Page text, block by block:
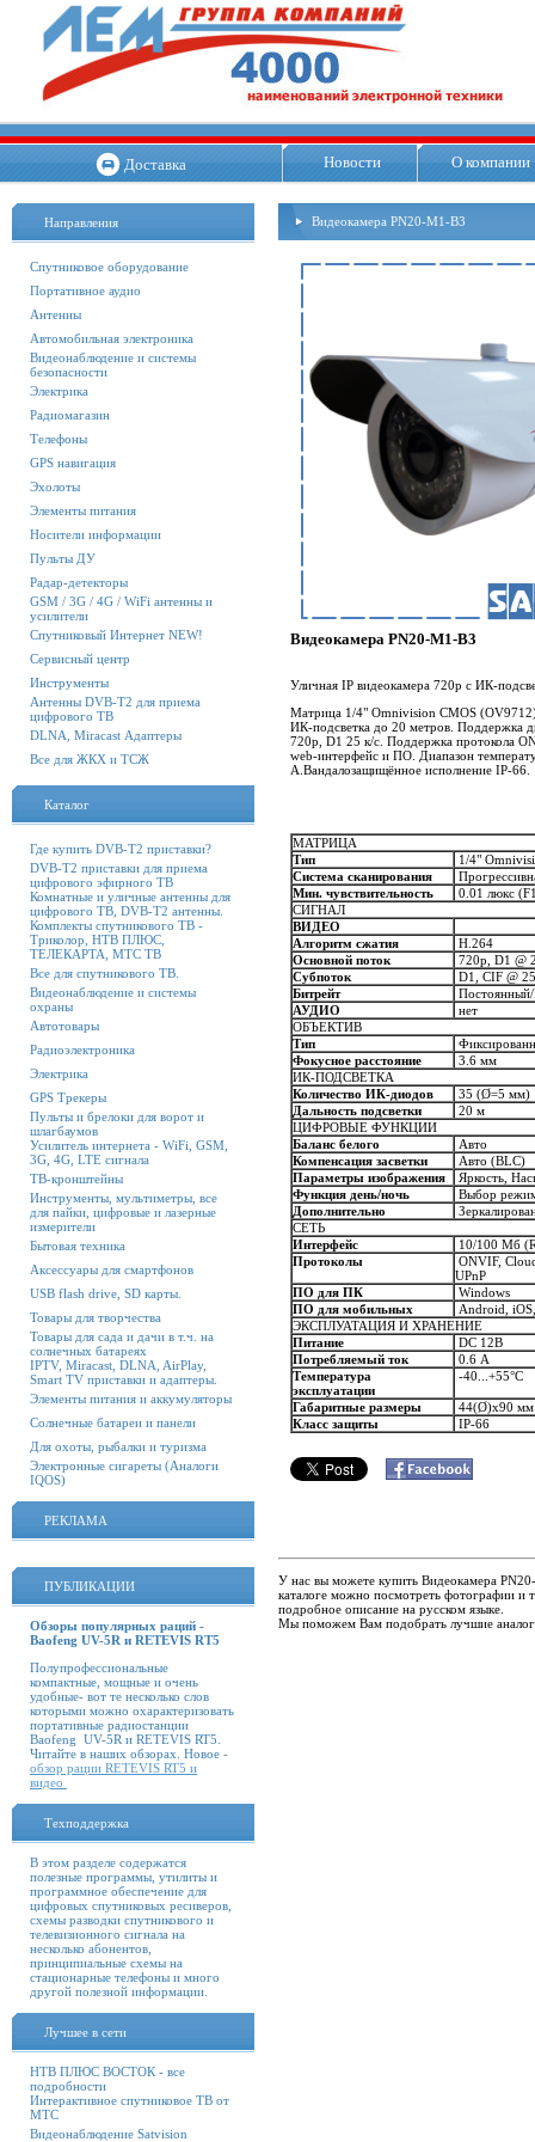
Доставка Новости О компании
Направления
Спутниковое оборудование
Портативное аудио
Антенны
Автомобильная электроника
Видеонаблюдение и системы
безопасности
Электрика
Радиомагазин
Телефоны
GPS навигация
Эхолоты
Элементы питания
Носители информации
Пульты ДУ
Радар-детекторы
GSM / 3G / 4G / WiFi антенны и
усилители
Спутниковый Интернет NEW!
Сервисный центр
Инструменты
Антенны DVB-T2 для приема
цифрового ТВ
DLNA, Miracast Адаптеры
Все для ЖКХ и ТСЖ
Каталог
Где купить DVB-T2 приставки?
DVB-T2 приставки для приема
цифрового эфирного ТВ
Комнатные и уличные антенны для
цифрового ТВ, DVB-T2 антенны.
Комплекты спутникового ТВ -
Триколор, НТВ ПЛЮС,
ТЕЛЕКАРТА, МТС ТВ
Все для спутникового ТВ.
Видеонаблюдение и системы
охраны
Автотовары
Радиоэлектроника
Электрика
GPS Трекеры
Пульты и брелоки для ворот и
шлагбаумов
Усилитель интернета - WiFi, GSM,
3G, 4G, LTE сигнала
ТВ-кронштейны
Инструменты, мультиметры, все
для пайки, цифровые и лазерные
измерители
Бытовая техника
Аксессуары для смартфонов
USB flash drive, SD карты.
Товары для творчества
Товары для сада и дачи в т.ч. на
солнечных батареях
IPTV, Miracast, DLNA, AirPlay,
Smart TV приставки и адаптеры.
Элементы питания и аккумуляторы
Солнечные батареи и панели
Для охоты, рыбалки и туризма
Электронные сигареты (Аналоги
IQOS)
РЕКЛАМА
ПУБЛИКАЦИИ
Обзоры популярных раций -
Baofeng UV-5R и RETEVIS RT5
Полупрофессиональные
компактные, мощные и очень
удобные- вот те несколько слов
которыми можно охарактеризовать
портативные радиостанции
Baofeng UV-5R и RETEVIS RT5.
Читайте в наших обзорах. Новое -
обзор рации RETEVIS RT5 и
видео
Техподдержка
В этом разделе содержатся
полезные программы, утилиты и
программное обеспечение для
цифровых спутниковых ресиверов,
схемы разводки спутникового и
телевизионного сигнала на
несколько абонентов,
принципиальные схемы на
стационарные телефоны и много
другой полезной информации.
Лучшее в сети
НТВ ПЛЮС ВОСТОК - все
подробности
Интерактивное спутниковое ТВ от
МТС
Видеонаблюдение Satvision
Видеокамера PN20-M1-B3
Видеокамера PN20-M1-B3
Уличная IP видеокамера 720p с ИК-
Матрица 1/4" Omnivision CMOS
ИК-подсветка до 20 метров. Поддержка
720p, D1 25 к/с. Поддержка протокола
web-интерфейс и ПО. Диапазон
А.Вандалозащищённое исполнение IP-66.
МАТРИЦА
Тип
1/4"
Система сканирования
Мин. чувствительность
0.01 люкс
СИГНАЛ
ВИДЕО
Алгоритм сжатия
H.264
Основной поток
720p, D1 @
Субпоток
D1, CIF @
Битрейт
АУДИО
нет
ОБЪЕКТИВ
Тип
Фокусное расстояние
3.6 мм
ИК-ПОДСВЕТКА
Количество ИК-диодов
35 (Ø=5 мм)
Дальность подсветки
20 м
ЦИФРОВЫЕ ФУНКЦИИ
Баланс белого
Авто
Компенсация засветки
Авто (BLC)
Параметры изображения
Яркость,
Функция день/ночь
Выбор
Дополнительно
СЕТЬ
Интерфейс
10/100 Мб
Протоколы
ONVIF,
UPnP
ПО для ПК
Windows
ПО для мобильных
Android,
ЭКСПЛУАТАЦИЯ И ХРАНЕНИЕ
Питание
DC 12В
Потребляемый ток
0.6 А
Температура
эксплуатации
-40...+55°С
Габаритные размеры
44(Ø)x90 мм
Класс защиты
IP-66
У нас вы можете купить Видеокамера
каталоге можно посмотреть фотографии и
подробное описание на русском языке.
Мы поможем Вам подобрать лучшие